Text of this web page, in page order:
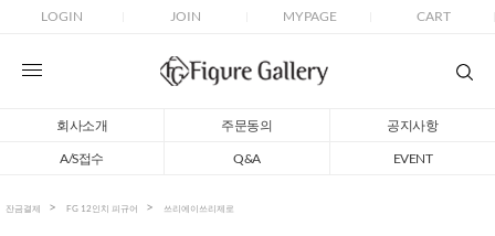
LOGIN JOIN MYPAGE CART
회사소개 주문동의
공지사항
A/S접수
Q&A EVENT
잔금결제 FG 12인치 피규어 쓰리에이쓰리제로